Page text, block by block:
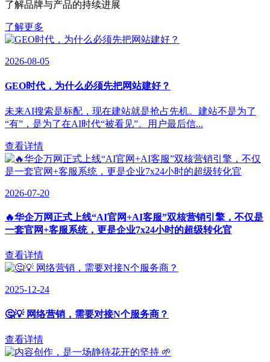
了解品牌与产品的持续进展
了解更多
2026-08-05
GEO时代，为什么必须先把网站建好？
未来AI搜索是标配，现在建站就是抢占先机。建站不是为了
“有”，是为了在AI时代“被看见”。用户最后信...
查看详情
2026-07-20
🔥华企万网正式上线“AI官网+AI客服”双核营销引擎，不仅是
一套官网+客服系统，更是企业7x24小时的超级转化官
查看详情
2025-12-24
🤔💡 网络营销，需要对接N个服务商？
查看详情